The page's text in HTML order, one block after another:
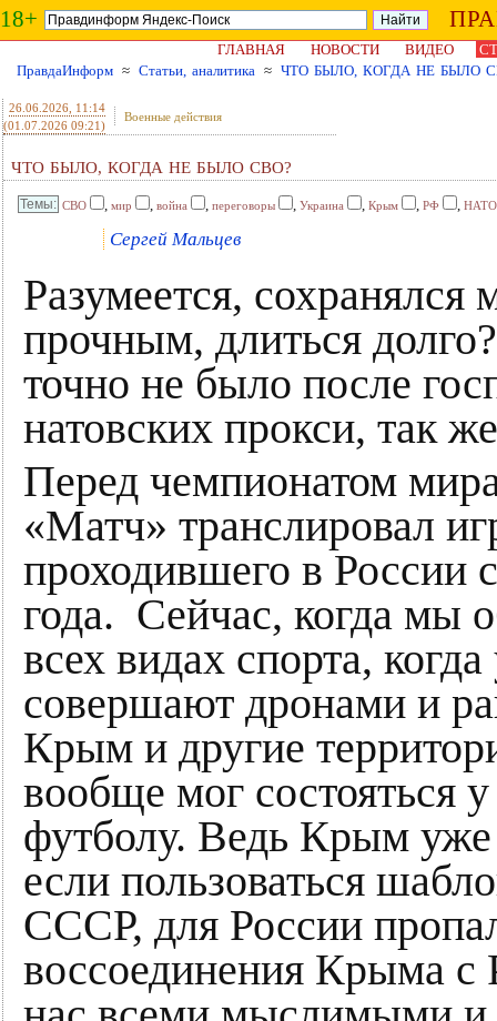
18+
ГЛАВНАЯ НОВОСТИ ВИДЕО
ПравдаИнформ ≈ Статьи, аналитика ≈ ЧТО БЫЛО, КОГДА НЕ БЫЛО
26.06.2026 , 11:14
(01.07.2026 09:21)
Военные действия
ЧТО БЫЛО, КОГДА НЕ БЫЛО СВО?
СВО , мир , война , переговоры , Украина , Крым , РФ , НАТО
Сергей Мальцев
Разумеется,
прочным, длиться
точно не было после
натовских прокси, так
Перед чемпионатом
«Матч» транслировал
проходившего в России
года. Сейчас, когда мы
всех видах спорта,
совершают дронами и
Крым и другие
вообще мог состояться
футболу. Ведь Крым
если пользоваться
СССР, для России
воссоединения Крыма с